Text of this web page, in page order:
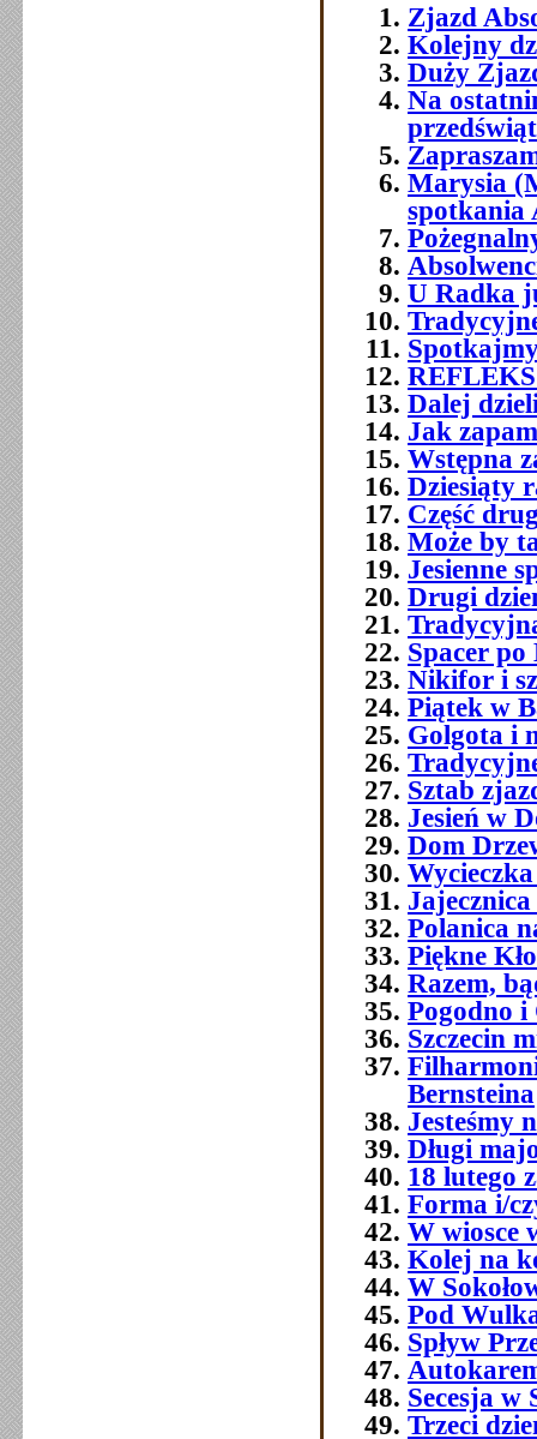
Zjazd
Kolejny
Duży
Na
Marysia
spotkania
U Radka
Dalej
Jak
Wstępna
Dziesiąty
Część
Może by
Jesienne
Drugi
Spacer po
Nikifor i
Piątek w
Golgota i
Sztab
Jesień w
Dom
Polanica
Piękne
Razem,
Pogodno
Szczecin
Bernsteina
Jesteśmy
Długi
18 lutego
Forma i/
W wiosce
Kolej na
W
Pod
Spływ
Secesja w
Trzeci